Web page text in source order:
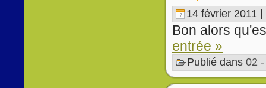
14 février 2011 |
Bon alors
entrée »
Publié dans 02